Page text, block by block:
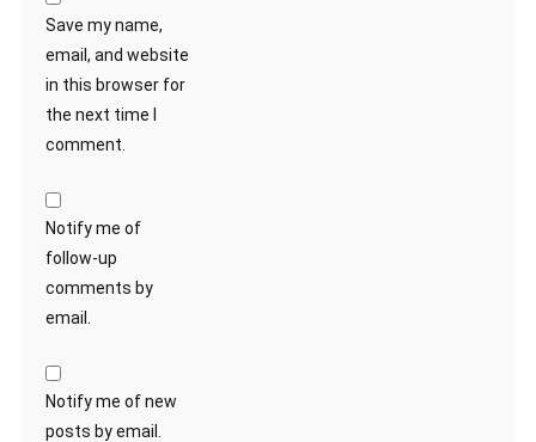
Save my name,
email, and website
in this browser for
the next time I
comment.
Notify me of
follow-up
comments by
email.
Notify me of new
posts by email.